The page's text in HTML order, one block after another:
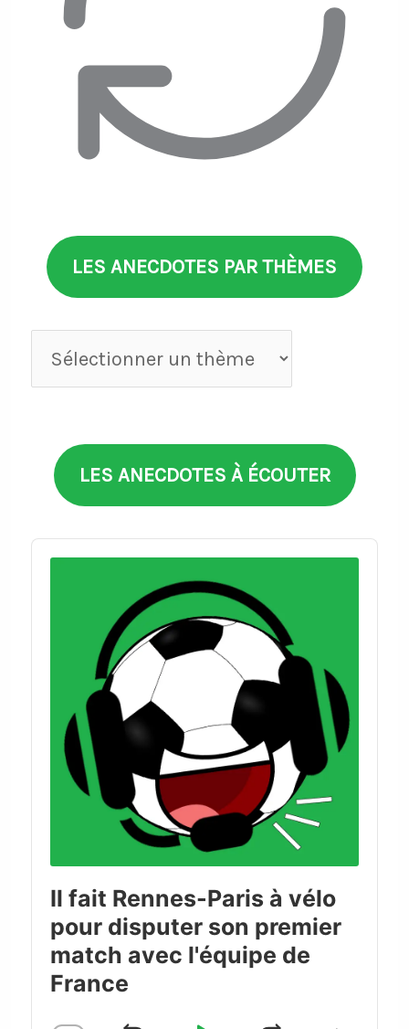
LES ANECDOTES PAR THÈMES
Anecdotes
par
LES ANECDOTES À ÉCOUTER
Audio
Player
Il fait Rennes-Paris à vélo
pour disputer son premier
match avec l'équipe de
France